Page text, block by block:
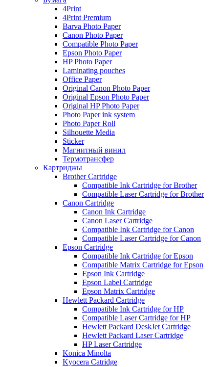
4Print
4Print Premium
Barva Photo Paper
Canon Photo Paper
Compatible Photo Paper
Epson Photo Paper
HP Photo Paper
Laminating pouches
Office Paper
Original Canon Photo Paper
Original Epson Photo Paper
Original HP Photo Paper
Photo Paper ink system
Photo Paper Roll
Silhouette Media
Sticker
Магнитный винил
Термотрансфер
Картриджы
Brother Cartridge
Compatible Ink Cartridge for Brother
Compatible Laser Cartridge for Brother
Canon Cartridge
Canon Ink Cartridge
Canon Laser Cartridge
Compatible Ink Cartridge for Canon
Compatible Laser Cartridge for Canon
Epson Cartridge
Compatible Ink Cartridge for Epson
Compatible Matrix Cartridge for Epson
Epson Ink Cartridge
Epson Label Cartridge
Epson Matrix Cartridge
Hewlett Packard Cartridge
Compatible Ink Cartridge for HP
Compatible Laser Cartridge for HP
Hewlett Packard DeskJet Cartridge
Hewlett Packard Laser Cartridge
HP Laser Cartridge
Konica Minolta
Kyocera Catridge